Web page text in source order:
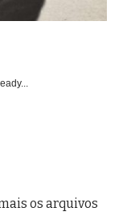
os arquivos